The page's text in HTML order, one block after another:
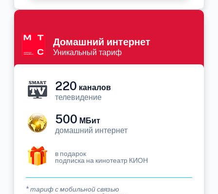
Домашний интернет
Уникальный тариф
220 каналов
телевидение
500 МБит
домашний интернет
в подарок
подписка на кинотеатр КИОН
* тариф с мобильной связью